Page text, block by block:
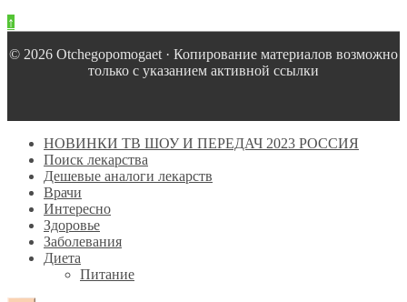
↑
© 2026 Оtchegopomogaet · Копирование материалов возможно
только с указанием активной ссылки
НОВИНКИ ТВ ШОУ И ПЕРЕДАЧ 2023 РОССИЯ
Поиск лекарства
Дешевые аналоги лекарств
Врачи
Интересно
Здоровье
Заболевания
Диета
Питание